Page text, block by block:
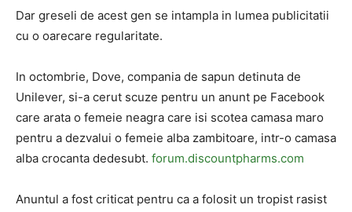
Dar greseli de acest gen se intampla in lumea publicitatii
cu o oarecare regularitate.
In octombrie, Dove, compania de sapun detinuta de
Unilever, si-a cerut scuze pentru un anunt pe Facebook
care arata o femeie neagra care isi scotea camasa maro
pentru a dezvalui o femeie alba zambitoare, intr-o camasa
alba crocanta dedesubt. forum.discountpharms.com
Anuntul a fost criticat pentru ca a folosit un tropist rasist